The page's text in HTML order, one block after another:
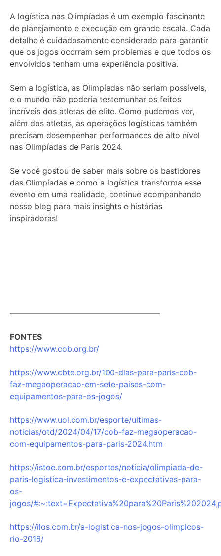
A logística nas Olimpíadas é um exemplo fascinante
de planejamento e execução em grande escala. Cada
detalhe é cuidadosamente considerado para garantir
que os jogos ocorram sem problemas e que todos os
envolvidos tenham uma experiência positiva.
Sem a logística, as Olimpíadas não seriam possíveis,
e o mundo não poderia testemunhar os feitos
incríveis dos atletas de elite. Como pudemos ver,
além dos atletas, as operações logísticas também
precisam desempenhar performances de alto nível
nas Olimpíadas de Paris 2024.
Se você gostou de saber mais sobre os bastidores
das Olimpíadas e como a logística transforma esse
evento em uma realidade, continue acompanhando
nosso blog para mais insights e histórias
inspiradoras!
———————————————————
FONTES
https://www.cob.org.br/
https://www.cbte.org.br/100-dias-para-paris-cob-
faz-megaoperacao-em-sete-paises-com-
equipamentos-para-os-jogos/
https://www.uol.com.br/esporte/ultimas-
noticias/otd/2024/04/17/cob-faz-megaoperacao-
com-equipamentos-para-paris-2024.htm
https://istoe.com.br/esportes/noticia/olimpiada-de-
paris-logistica-investimentos-e-expectativas-para-
os-
jogos/
https://ilos.com.br/a-logistica-nos-jogos-olimpicos-
rio-2016/